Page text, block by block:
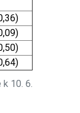
10. 6.